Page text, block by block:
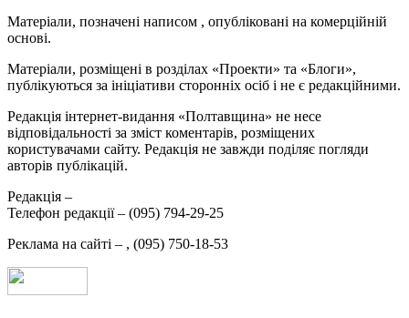
Матеріали, позначені написом , опубліковані на комерційній
основі.
Матеріали, розміщені в розділах «Проекти» та «Блоги»,
публікуються за ініціативи сторонніх осіб і не є редакційними.
Редакція інтернет-видання «Полтавщина» не несе
відповідальності за зміст коментарів, розміщених
користувачами сайту. Редакція не завжди поділяє погляди
авторів публікацій.
Редакція –
Телефон редакції – (095) 794-29-25
Реклама на сайті – , (095) 750-18-53